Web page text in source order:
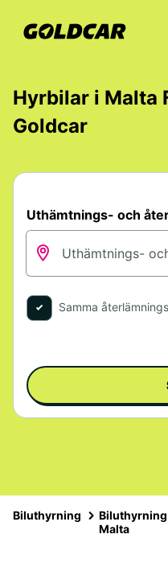
Hyrbilar i Malta
Goldcar
Uthämtnings- och
Samma
Biluthyrning
Biluthyrning
Malta